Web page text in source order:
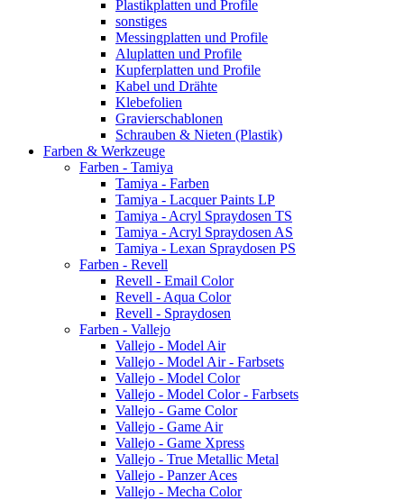
Plastikplatten und Profile
sonstiges
Messingplatten und Profile
Aluplatten und Profile
Kupferplatten und Profile
Kabel und Drähte
Klebefolien
Gravierschablonen
Schrauben & Nieten (Plastik)
Farben & Werkzeuge
Farben - Tamiya
Tamiya - Farben
Tamiya - Lacquer Paints LP
Tamiya - Acryl Spraydosen TS
Tamiya - Acryl Spraydosen AS
Tamiya - Lexan Spraydosen PS
Farben - Revell
Revell - Email Color
Revell - Aqua Color
Revell - Spraydosen
Farben - Vallejo
Vallejo - Model Air
Vallejo - Model Air - Farbsets
Vallejo - Model Color
Vallejo - Model Color - Farbsets
Vallejo - Game Color
Vallejo - Game Air
Vallejo - Game Xpress
Vallejo - True Metallic Metal
Vallejo - Panzer Aces
Vallejo - Mecha Color